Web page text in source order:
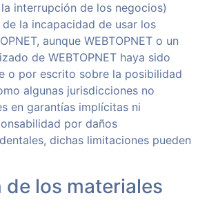
interrupción de los negocios)
la incapacidad de usar los
aunque WEBTOPNET o un
de WEBTOPNET haya sido
o por escrito sobre la posibilidad
algunas jurisdicciones no
en garantías implícitas ni
por daños
dichas limitaciones pueden
de los materiales